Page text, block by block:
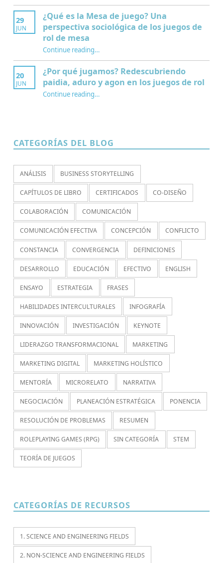
29
JUN
¿Qué es la Mesa de juego? Una
perspectiva sociológica de los juegos de
rol de mesa
Continue reading“¿Qué es la Mesa de juego? Una perspectiva sociológica de los juegos de rol de mesa”
…
20
JUN
¿Por qué jugamos? Redescubriendo
paidia, aduro y agon en los juegos de rol
Continue reading“¿Por qué jugamos? Redescubriendo paidia, aduro y agon en los juegos de rol”
…
CATEGORÍAS DEL BLOG
ANÁLISIS BUSINESS STORYTELLING
CAPÍTULOS DE LIBRO CERTIFICADOS CO-DISEÑO
COLABORACIÓN COMUNICACIÓN
COMUNICACIÓN EFECTIVA CONCEPCIÓN CONFLICTO
CONSTANCIA CONVERGENCIA DEFINICIONES
DESARROLLO EDUCACIÓN EFECTIVO ENGLISH
ENSAYO ESTRATEGIA FRASES
HABILIDADES INTERCULTURALES INFOGRAFÍA
INNOVACIÓN INVESTIGACIÓN KEYNOTE
LIDERAZGO TRANSFORMACIONAL MARKETING
MARKETING DIGITAL MARKETING HOLÍSTICO
MENTORÍA MICRORELATO NARRATIVA
NEGOCIACIÓN PLANEACIÓN ESTRATÉGICA PONENCIA
RESOLUCIÓN DE PROBLEMAS RESUMEN
ROLEPLAYING GAMES (RPG) SIN CATEGORÍA STEM
TEORÍA DE JUEGOS
CATEGORÍAS DE RECURSOS
1. SCIENCE AND ENGINEERING FIELDS
2. NON-SCIENCE AND ENGINEERING FIELDS